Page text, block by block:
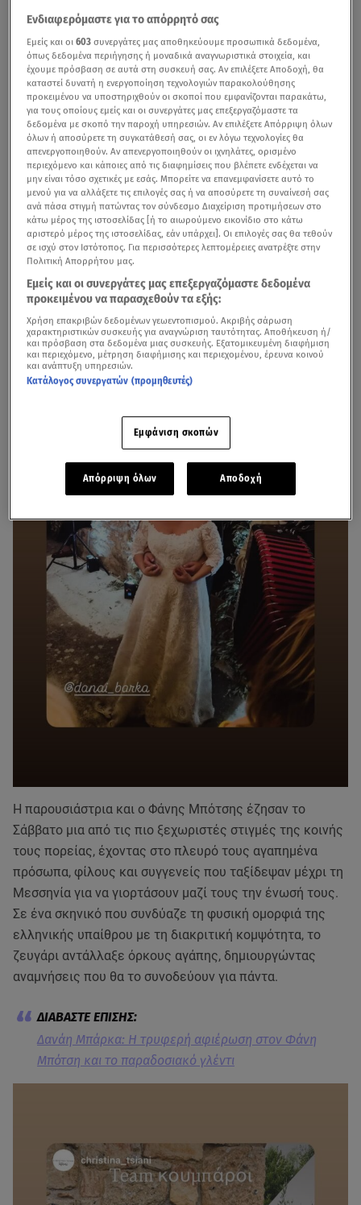
για να μοιραστεί τα πρώτα της συναισθήματα ως
νεόνυμφη και να ευχαριστήσει όσους της έστειλαν τις
ευχές και την αγάπη τους για το νέο κεφάλαιο της ζωής
της.
Δανάη Μπάρκα: Παντρεύτηκε τον αγαπημένο της,
Φάνη Μπότση- Οι πρώτες εικόνες
Η παρουσιάστρια και ο Φάνης Μπότσης έζησαν το
Σάββατο μια από τις πιο ξεχωριστές στιγμές της κοινής
τους πορείας, έχοντας στο πλευρό τους αγαπημένα
πρόσωπα, φίλους και συγγενείς που ταξίδεψαν μέχρι τη
Μεσσηνία για να γιορτάσουν μαζί τους την ένωσή τους.
Σε ένα σκηνικό που συνδύαζε τη φυσική ομορφιά της
ελληνικής υπαίθρου με τη διακριτική κομψότητα, το
ζευγάρι αντάλλαξε όρκους αγάπης, δημιουργώντας
αναμνήσεις που θα το συνοδεύουν για πάντα.
Δανάη Μπάρκα: Η τρυφερή αφιέρωση στον Φάνη
Μπότση και το παραδοσιακό γλέντι
Ενδιαφερόμαστε για το απόρρητό σας
Εμείς και οι603 συνεργάτες μας αποθηκεύουμε προσωπικά δεδομένα,
όπως δεδομένα περιήγησης ή μοναδικά αναγνωριστικά στοιχεία, και
έχουμε πρόσβαση σε αυτά στη συσκευή σας. Αν επιλέξετε Αποδοχή, θα
καταστεί δυνατή η ενεργοποίηση τεχνολογιών παρακολούθησης
προκειμένου να υποστηριχθούν οι σκοποί που εμφανίζονται παρακάτω,
για τους οποίους εμείς και οι συνεργάτες μας επεξεργαζόμαστε τα
δεδομένα με σκοπό την παροχή υπηρεσιών. Αν επιλέξετε Απόρριψη όλων
όλων ή αποσύρετε τη συγκατάθεσή σας, οι εν λόγω τεχνολογίες θα
απενεργοποιηθούν. Αν απενεργοποιηθούν οι ιχνηλάτες, ορισμένο
περιεχόμενο και κάποιες από τις διαφημίσεις που βλέπετε ενδέχεται να
μην είναι τόσο σχετικές με εσάς. Μπορείτε να επανεμφανίσετε αυτό το
μενού για να αλλάξετε τις επιλογές σας ή να αποσύρετε τη συναίνεσή σας
ανά πάσα στιγμή πατώντας τον σύνδεσμο Διαχείριση προτιμήσεων στο
κάτω μέρος της ιστοσελίδας [ή το αιωρούμενο εικονίδιο στο κάτω
αριστερό μέρος της ιστοσελίδας, εάν υπάρχει]. Οι επιλογές σας θα τεθούν
σε ισχύ στον Ιστότοπος. Για περισσότερες λεπτομέρειες ανατρέξτε στην
Πολιτική Απορρήτου μας.
Εμείς και οι συνεργάτες μας επεξεργαζόμαστε δεδομένα
προκειμένου να παρασχεθούν τα εξής:
Χρήση επακριβών δεδομένων γεωεντοπισμού. Ακριβής σάρωση
χαρακτηριστικών συσκευής για αναγνώριση ταυτότητας. Αποθήκευση ή/
και πρόσβαση στα δεδομένα μιας συσκευής. Εξατομικευμένη διαφήμιση
και περιεχόμενο, μέτρηση διαφήμισης και περιεχομένου, έρευνα κοινού
και ανάπτυξη υπηρεσιών.
Κατάλογος συνεργατών (προμηθευτές)
Εμφάνιση σκοπών
Απόρριψη όλων Αποδοχή